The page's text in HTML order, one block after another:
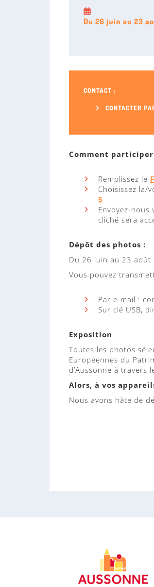
Du 26 juin au 23
CONTACT :
CONTACTER
Comment participer
Remplissez le
Choisissez la/
5
Envoyez-nous
cliché sera
Dépôt des photos :
Du 26 juin au 23 août
Vous pouvez
Par e-mail :
Sur clé USB,
Exposition
Toutes les photos
Européennes du
d’Aussonne à
Alors, à vos
Nous avons hâte de